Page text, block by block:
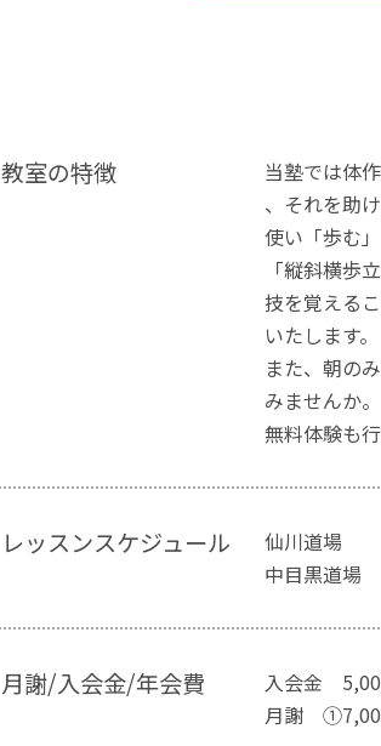
教室の特徴
当塾では体
、それを助
使い「歩む
「縦斜横歩
技を覚える
いたします。
また、朝の
みませんか。
無料体験も
レッスンスケジュール
仙川道場
中目黒道
月謝/入会金/年会費
入会金
月謝